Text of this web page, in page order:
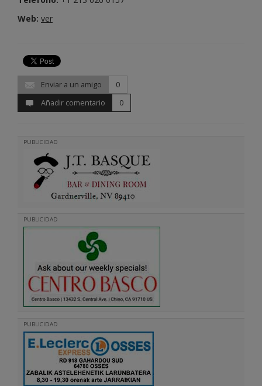
Web: ver
Enviar a un amigo
0
Añadir comentario
0
PUBLICIDAD
PUBLICIDAD
PUBLICIDAD